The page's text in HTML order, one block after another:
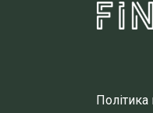
Політика